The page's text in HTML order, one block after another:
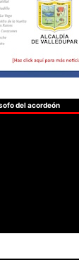
del acordeón